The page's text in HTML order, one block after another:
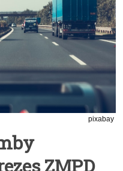
pixabay
ZMPD